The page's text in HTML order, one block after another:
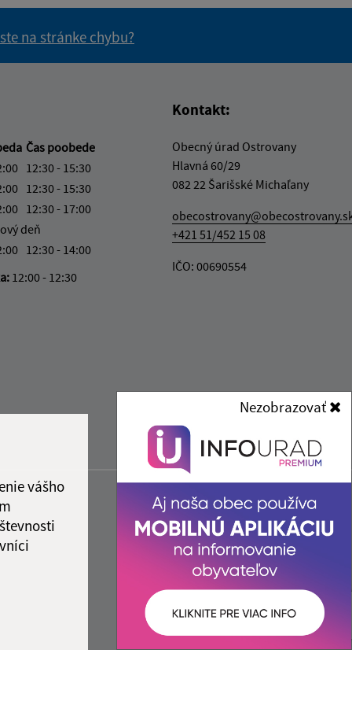
vášho
Nezobrazovať
na stránke chybu?
Čas poobede
12:30 - 15:30
12:30 - 15:30
12:30 - 17:00
deň
12:30 - 14:00
12:00 - 12:30
Kontakt:
Obecný úrad Ostrovany
Hlavná 60/29
082 22 Šarišské Michaľany
+421 51/452 15 08
IČO: 00690554